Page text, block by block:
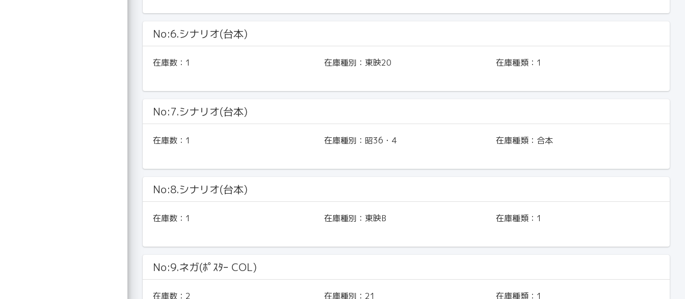
No:6.シナリオ(台本)
在庫数： 1 在庫種別：東映20 在庫種類： 1
No:7.シナリオ(台本)
在庫数： 1 在庫種別： 昭36・4 在庫種類： 合本
No:8.シナリオ(台本)
在庫数： 1 在庫種別：東映B 在庫種類： 1
No:9.ネガ(ﾎﾟｽﾀｰ COL)
在庫数： 2 在庫種別： 21 在庫種類： 1